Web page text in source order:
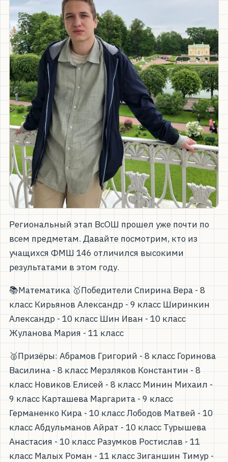
Региональный этап ВсОШ прошел уже почти по
всем предметам. Давайте посмотрим, кто из
учащихся ФМШ 146 отличился высокими
результатами в этом году.
📚Математика 🥇Победители Спирина Вера - 8
класс Кирьянов Александр - 9 класс Ширинкин
Александр - 10 класс Шин Иван - 10 класс
Жуланова Мария - 11 класс
🥈Призёры: Абрамов Григорий - 8 класс Горинова
Василина - 8 класс Мерзляков Константин - 8
класс Новиков Елисей - 8 класс Минин Михаил -
9 класс Карташева Маргарита - 9 класс
Германенко Кира - 10 класс Лободов Матвей - 10
класс Абдульманов Айрат - 10 класс Турышева
Анастасия - 10 класс Разумков Ростислав - 11
класс Малых Роман - 11 класс Зиганшин Тимур -